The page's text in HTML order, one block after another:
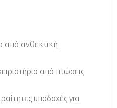
από ανθεκτική
από πτώσεις
υποδοχές για